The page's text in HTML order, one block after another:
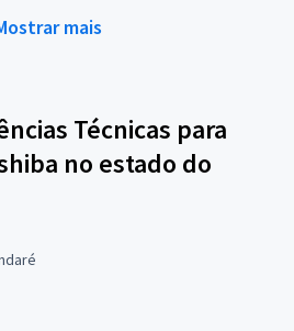
mais
Técnicas para
no estado do